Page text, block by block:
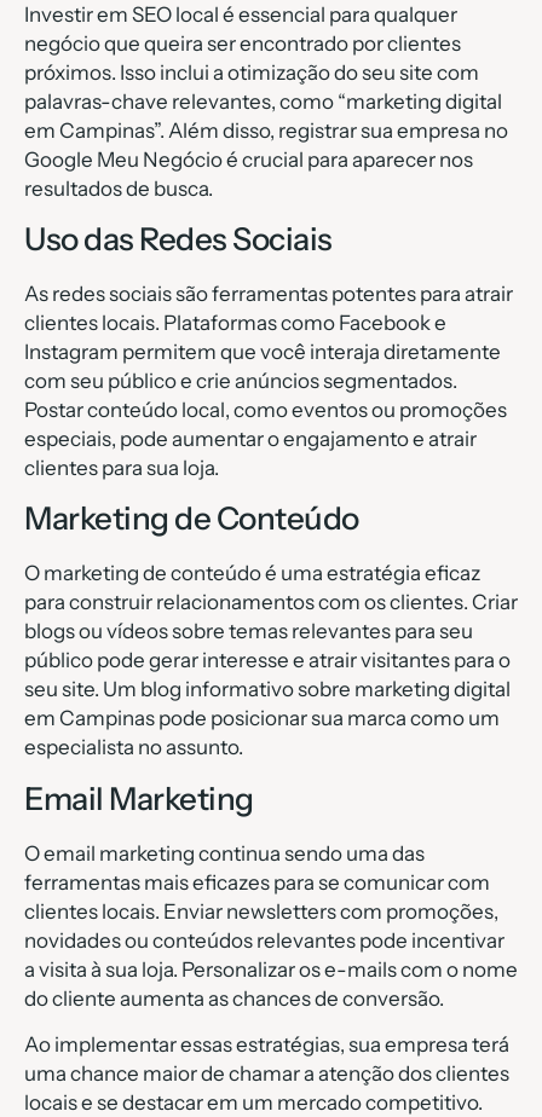
Investir em SEO local é essencial para qualquer
negócio que queira ser encontrado por clientes
próximos. Isso inclui a otimização do seu site com
palavras-chave relevantes, como “marketing digital
em Campinas”. Além disso, registrar sua empresa no
Google Meu Negócio é crucial para aparecer nos
resultados de busca.
Uso das Redes Sociais
As redes sociais são ferramentas potentes para atrair
clientes locais. Plataformas como Facebook e
Instagram permitem que você interaja diretamente
com seu público e crie anúncios segmentados.
Postar conteúdo local, como eventos ou promoções
especiais, pode aumentar o engajamento e atrair
clientes para sua loja.
Marketing de Conteúdo
O marketing de conteúdo é uma estratégia eficaz
para construir relacionamentos com os clientes. Criar
blogs ou vídeos sobre temas relevantes para seu
público pode gerar interesse e atrair visitantes para o
seu site. Um blog informativo sobre marketing digital
em Campinas pode posicionar sua marca como um
especialista no assunto.
Email Marketing
O email marketing continua sendo uma das
ferramentas mais eficazes para se comunicar com
clientes locais. Enviar newsletters com promoções,
novidades ou conteúdos relevantes pode incentivar
a visita à sua loja. Personalizar os e-mails com o nome
do cliente aumenta as chances de conversão.
Ao implementar essas estratégias, sua empresa terá
uma chance maior de chamar a atenção dos clientes
locais e se destacar em um mercado competitivo.